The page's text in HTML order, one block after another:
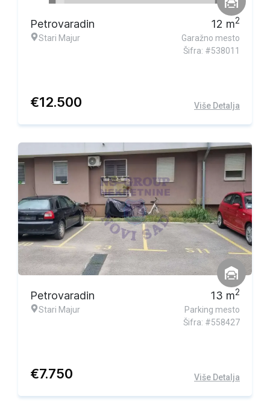
Petrovaradin
Stari Majur
12 m2
Garažno mesto
Šifra: #538011
€12.500 Više Detalja
Petrovaradin
Stari Majur
13 m2
Parking mesto
Šifra: #558427
€7.750 Više Detalja